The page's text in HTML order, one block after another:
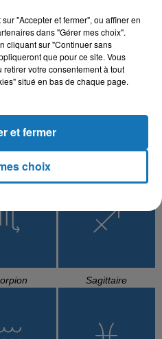
Gémeaux
Sagittaire
"Accepter et fermer", ou affiner en
dans "Gérer mes choix".
cliquant sur "Continuer sans
que pour ce site. Vous
votre consentement à tout
situé en bas de chaque page.
choix
et fermer